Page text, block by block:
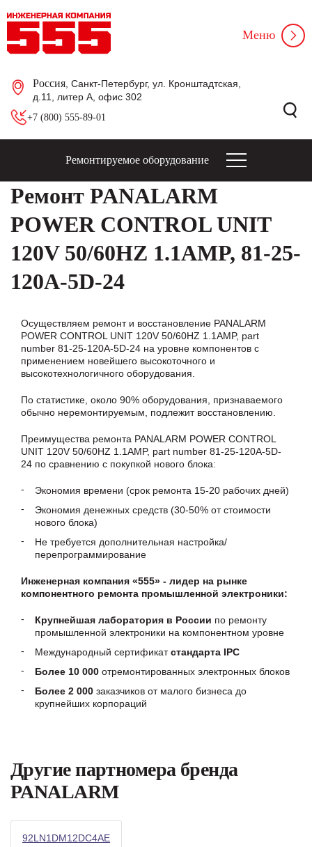
Россия , Санкт-Петербург, ул. Кронштадтская,
д.11, литер А, офис 302
+7 (800) 555-89-01
Меню
Ремонтируемое оборудование
Ремонт PANALARM
POWER CONTROL UNIT
120V 50/60HZ 1.1AMP, 81-25-
120A-5D-24
Осуществляем ремонт и восстановление PANALARM
POWER CONTROL UNIT 120V 50/60HZ 1.1AMP, part
number 81-25-120A-5D-24 на уровне компонентов с
применением новейшего высокоточного и
высокотехнологичного оборудования.
По статистике, около 90% оборудования, признаваемого
обычно неремонтируемым, подлежит восстановлению.
Преимущества ремонта PANALARM POWER CONTROL
UNIT 120V 50/60HZ 1.1AMP, part number 81-25-120A-5D-
24 по сравнению с покупкой нового блока:
Экономия времени (срок ремонта 15-20 рабочих дней)
Экономия денежных средств (30-50% от стоимости
нового блока)
Не требуется дополнительная настройка/
перепрограммирование
Инженерная компания «555» - лидер на рынке
компонентного ремонта промышленной электроники:
Крупнейшая лаборатория в России по ремонту
промышленной электроники на компонентном уровне
Международный сертификатстандарта IPC
Более 10 000 отремонтированных электронных блоков
Более 2 000 заказчиков от малого бизнеса до
крупнейших корпораций
Другие партномера бренда
PANALARM
92LN1DM12DC4AE